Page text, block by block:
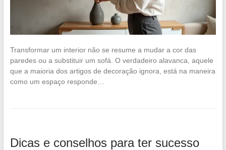
Transformar um interior não se resume a mudar a cor das
paredes ou a substituir um sofá. O verdadeiro alavanca, aquele
que a maioria dos artigos de decoração ignora, está na maneira
como um espaço responde…
Dicas e conselhos para ter sucesso